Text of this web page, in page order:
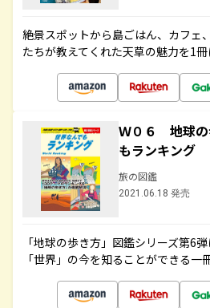
絶景スポットから島ごはん、カフェ
たちが教えてくれた天草の魅力を1冊
Ｗ０６ 地球の
もランキング
旅の図鑑
2021.06.18 発売
「地球の歩き方」図鑑シリーズ第6
「世界」の今を知ることができる一